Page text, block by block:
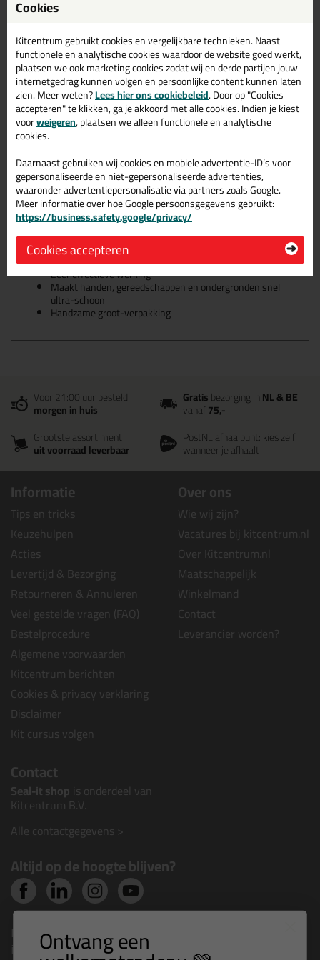
schoonmaak doekjes
Seal-it 515 Ultra-Wipes zijn zeer handige en bijzonder effectieve
schoonmaakdoekjes, speciaal ontwikkeld voor het snel,
eenvoudig en veilig reinigen van handen, gereedschap en vele
ondergronden.
Wanneer gebruik je de 515 Ultra
Wipes?
PU-kit-, PU-schuim, de meeste (spuit)lijmen, epoxy-materialen,
verven, lakken, coatings, rubbercement en smeermiddelen, zoals
vetten en oliën van handen, gereedschap en ondergronden.
Kenmerken van de 515 Ultra Wipes
Veelzijdig en uiterst gebruiksvriendelijk
Dermatologisch getest
Zeer effectieve werking
Maakt handen, gereedschappen en ondergronden snel
ultra-schoon
Handzame groot-verpakking
Voor 21:00 uur besteld
morgen in huis
Gratisbezorging inNL & BE
vanaf75,-
Grootste assortiment
uit voorraad leverbaar
PostNL afhaalpunt: kies zelf
wanneer je afhaalt
Informatie
Tips en tricks
Keuzehulpen
Acties
Levertijd & Bezorging
Retourneren & Annuleren
Veel gestelde vragen (FAQ)
Bestelprocedure
Algemene voorwaarden
Kitcentrum berichten
Cookies & privacy verklaring
Disclaimer
Kit cursus volgen
Over ons
Wie wij zijn?
Vacatures bij kitcentrum.nl
Over Kitcentrum.nl
Maatschappelijk
Winkelmand
Contact
Leverancier worden?
Contact
Seal-it shop is onderdeel van
Kitcentrum B.V.
Alle contactgegevens >
Altijd op de hoogte blijven?
Nieuws, tips en exclusieve deals rechtstreeks in je
inbox
Cookies
Kitcentrum gebruikt cookies en vergelijkbare technieken. Naast
functionele en analytische cookies waardoor de website goed werkt,
plaatsen we ook marketing cookies zodat wij en derde partijen jouw
internetgedrag kunnen volgen en persoonlijke content kunnen laten
zien. Meer weten?Lees hier ons cookiebeleid. Door op "Cookies
accepteren" te klikken, ga je akkoord met alle cookies. Indien je kiest
voorweigeren, plaatsen we alleen functionele en analytische
cookies.
Daarnaast gebruiken wij cookies en mobiele advertentie-ID’s voor
gepersonaliseerde en niet-gepersonaliseerde advertenties,
waaronder advertentiepersonalisatie via partners zoals Google.
Meer informatie over hoe Google persoonsgegevens gebruikt:
https://business.safety.google/privacy/
Cookies accepteren
Ontvang een